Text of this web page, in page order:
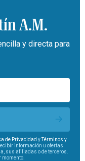
A.M.
y directa para
de Privacidad yTérminos y
información u ofertas
sus afiliadas o de terceros.